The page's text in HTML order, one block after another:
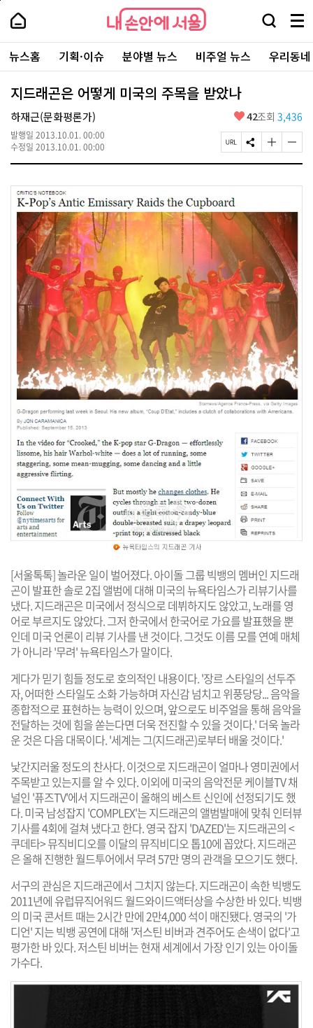
본
로
가
내
손
안
에
서
울
-
서
울
시
대
표
소
포
털
내
손
에
울
검
창
열
기
메
뉴
전
체
보
주
요
서
뉴스홈 기획·이슈 분야별 뉴스 비주얼 뉴스 우리동
지드래곤은 어떻게 미국의 주목을 받았나
하재근(문화평론가)
발행일 2013.10.01. 00:00
수정일 2013.10.01. 00:00
좋
요
42조회 3,436
페
이
U
R
L
복
사
S
N
공
기
글
자
기
변
경
하
기
글
자
기
변
경
하
기
[서울톡톡] 놀라운 일이 벌어졌다. 아이돌 그룹 빅뱅의 멤버인 지드래
곤이 발표한 솔로 2집 앨범에 대해 미국의 뉴욕타임스가 리뷰기사를
냈다. 지드래곤은 미국에서 정식으로 데뷔하지도 않았고, 노래를 영
어로 부르지도 않았다. 그저 한국에서 한국어로 가요를 발표했을 뿐
인데 미국 언론이 리뷰 기사를 낸 것이다. 그것도 이름 모를 연예 매체
가 아니라 '무려' 뉴욕타임스가 말이다.
게다가 믿기 힘들 정도로 호의적인 내용이다. '장르 스타일의 선두주
자, 어떠한 스타일도 소화 가능하며 자신감 넘치고 위풍당당... 음악을
종합적으로 표현하는 능력이 있으며, 앞으로도 비주얼을 통해 음악을
전달하는 것에 힘을 쏟는다면 더욱 전진할 수 있을 것이다.' 더욱 놀라
운 것은 다음 대목이다. '세계는 그(지드래곤)로부터 배울 것이다.'
낯간지러울 정도의 찬사다. 이것으로 지드래곤이 얼마나 영미권에서
주목받고 있는지를 알 수 있다. 이외에 미국의 음악전문 케이블TV 채
널인 '퓨즈TV'에서 지드래곤이 올해의 베스트 신인에 선정되기도 했
다. 미국 남성잡지 'COMPLEX'는 지드래곤의 앨범발매에 맞춰 인터뷰
기사를 4회에 걸쳐 냈다고 한다. 영국 잡지 'DAZED'는 지드래곤의 <
쿠데타> 뮤직비디오를 이달의 뮤직비디오 톱10에 꼽았다. 지드래곤
은 올해 진행한 월드투어에서 무려 57만 명의 관객을 모으기도 했다.
서구의 관심은 지드래곤에서 그치지 않는다. 지드래곤이 속한 빅뱅도
2011년에 유럽뮤직어워드 월드와이드액터상을 수상한 바 있다. 빅뱅
의 미국 콘서트 때는 2시간 만에 2만4,000 석이 매진됐다. 영국의 '가
디언' 지는 빅뱅 공연에 대해 '저스틴 비버과 견주어도 손색이 없다'고
평가한 바 있다. 저스틴 비버는 현재 세계에서 가장 인기 있는 아이돌
가수다.
페
상
단
로